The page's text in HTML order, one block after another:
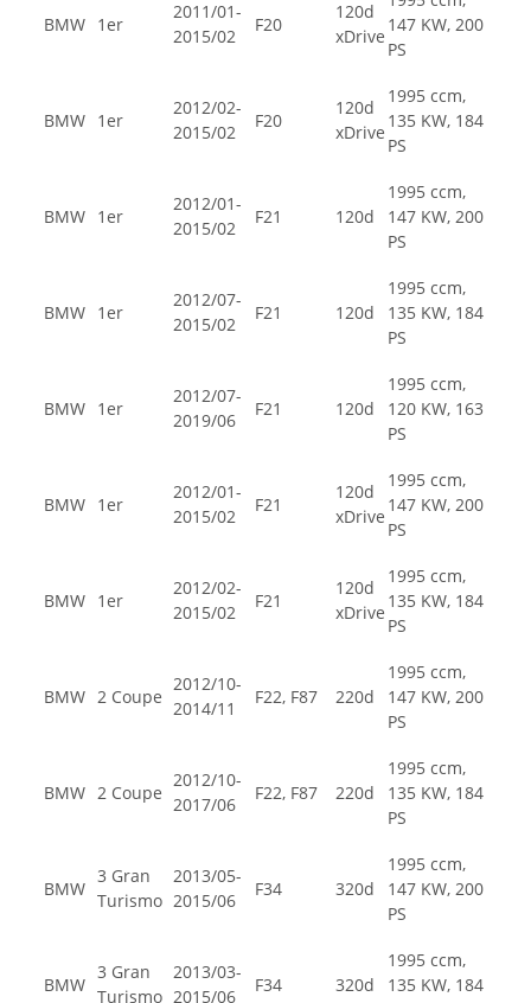
BMW 1er
2011/01-
2015/02
F20
120d
xDrive
147 KW, 200
PS
BMW 1er
2012/02-
2015/02
F20
120d
xDrive
1995 ccm,
135 KW, 184
PS
BMW 1er
2012/01-
2015/02
F21 120d
1995 ccm,
147 KW, 200
PS
BMW 1er
2012/07-
2015/02
F21 120d
1995 ccm,
135 KW, 184
PS
BMW 1er
2012/07-
2019/06
F21 120d
1995 ccm,
120 KW, 163
PS
BMW 1er
2012/01-
2015/02
F21
120d
xDrive
1995 ccm,
147 KW, 200
PS
BMW 1er
2012/02-
2015/02
F21
120d
xDrive
1995 ccm,
135 KW, 184
PS
BMW 2 Coupe
2012/10-
2014/11
F22, F87 220d
1995 ccm,
147 KW, 200
PS
BMW 2 Coupe
2012/10-
2017/06
F22, F87 220d
1995 ccm,
135 KW, 184
PS
BMW
3 Gran
Turismo
2013/05-
2015/06
F34 320d
1995 ccm,
147 KW, 200
PS
BMW
3 Gran
Turismo
2013/03-
2015/06
F34 320d
1995 ccm,
135 KW, 184